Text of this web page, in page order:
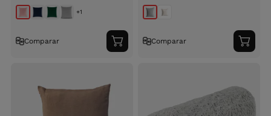
+1
Comparar
Adicionar
ao
Comparar
ao